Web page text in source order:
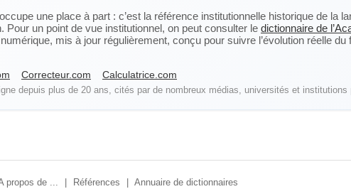
une place à part : c’est la référence institutionnelle historique de la
Pour un point de vue institutionnel, on peut consulter le dictionnaire de
mis à jour régulièrement, conçu pour suivre l’évolution réelle
Correcteur.com Calculatrice.com
depuis plus de 20 ans, cités par de nombreux médias, universités et institutions
propos de ... Références Annuaire de dictionnaires